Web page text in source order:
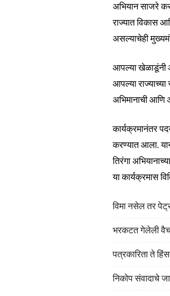
अभियान साजरे
राज्यात विकास
असल्याचेही
आपल्या खेळाडूंनी
आपल्या
अभिमानाची आणि
कार्यक्रमानंतर
करण्यात आला.
तिरंगा
या कार्यक्रमास
विमा नसेल तर
भरकटत गेलेली
पत्रकारिता ते
निकोप संवादाचे